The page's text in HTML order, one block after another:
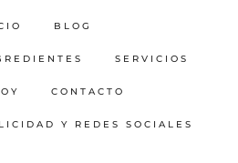
BLOG
SERVICIOS
CONTACTO
Y REDES SOCIALES